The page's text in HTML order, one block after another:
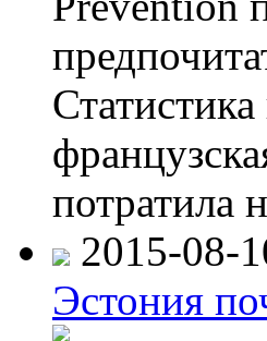
потратила
2015-08-
Эстония